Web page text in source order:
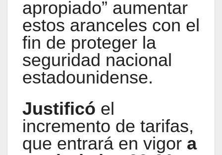
apropiado” aumentar
estos aranceles con el
fin de proteger la
seguridad nacional
estadounidense.
Justificó el
incremento de tarifas,
que entrará en vigor a